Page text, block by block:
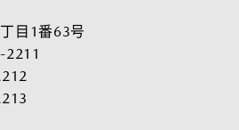
目1番63号
2211